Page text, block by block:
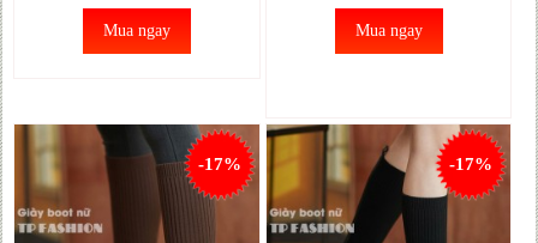
Mua ngay Mua ngay
-17% -17%